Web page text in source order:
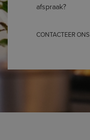
afspraak?
CONTACTEER ONS